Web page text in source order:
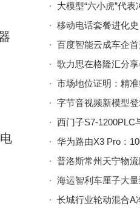
大模型“六小虎”代表冲刺港股，以
移动电话套餐进化史：告别“包干打
百度智能云成车企首选！全栈技
歌力思在格隆汇分享会获评“
市场地位证明：精准筛选客户
字节音视频新模型登场 英伟达
西门子S7-1200PLC与伺服驱动通讯难题破
华为路由X3 Pro：1000㎡防空洞
普洛斯常州天宁物流园开仓 打造
海运智利车厘子大量到港 昆明
长城行业轮动混合A净值12月23日